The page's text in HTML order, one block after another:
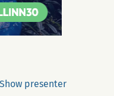
Show presenter